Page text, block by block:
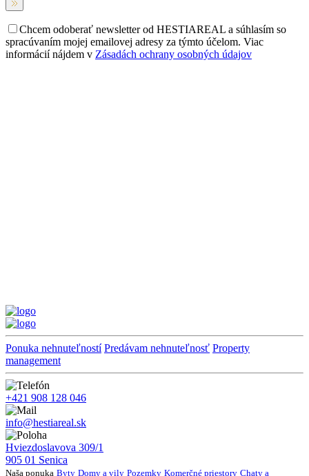
Chcem odoberať newsletter od HESTIAREAL a súhlasím so
spracúvaním mojej emailovej adresy za týmto účelom. Viac
informácií nájdem v Zásadách ochrany osobných údajov
Ponuka nehnuteľností Predávam nehnuteľnosť Property
management
+421 908 128 046
info@hestiareal.sk
Hviezdoslavova 309/1
905 01 Senica
Naša ponuka Byty Domy a vily Pozemky Komerčné priestory Chaty a